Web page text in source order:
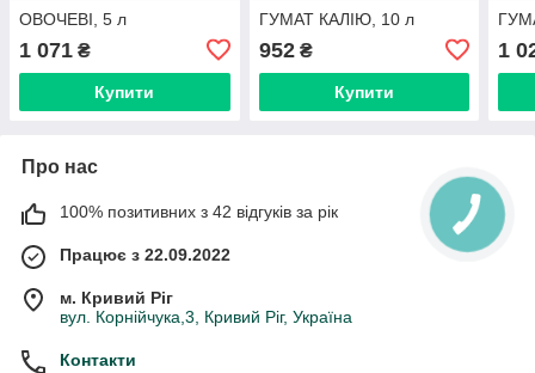
ОВОЧЕВІ, 5 л
1 071 ₴
Купити
ГУМАТ КАЛІЮ, 10 л
952₴
Купити
1
Про нас
100% позитивних з 42 відгуків за рік
Працює з 22.09.2022
м. Кривий Ріг
вул. Корнійчука,3, Кривий Ріг, Україна
Контакти